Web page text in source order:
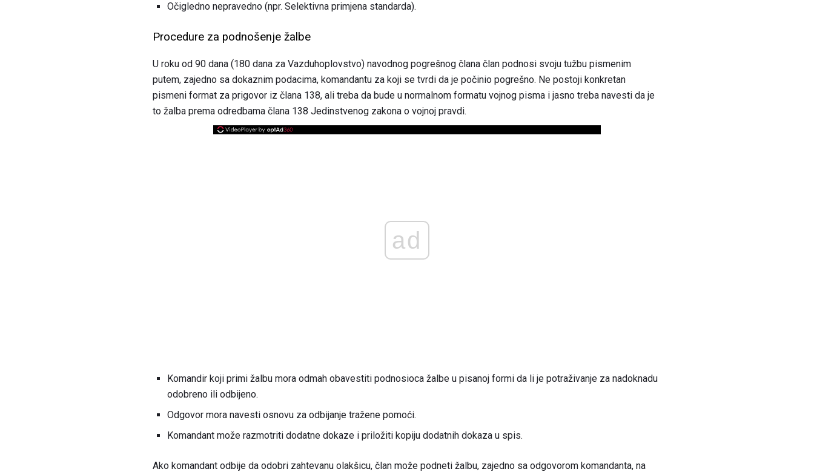
Očigledno nepravedno (npr. Selektivna primjena standarda).
Procedure za podnošenje žalbe
U roku od 90 dana (180 dana za Vazduhoplovstvo) navodnog pogrešnog člana član podnosi svoju tužbu pismenim
putem, zajedno sa dokaznim podacima, komandantu za koji se tvrdi da je počinio pogrešno. Ne postoji konkretan
pismeni format za prigovor iz člana 138, ali treba da bude u normalnom formatu vojnog pisma i jasno treba navesti da je
to žalba prema odredbama člana 138 Jedinstvenog zakona o vojnoj pravdi.
ad
Komandir koji primi žalbu mora odmah obavestiti podnosioca žalbe u pisanoj formi da li je potraživanje za nadoknadu
odobreno ili odbijeno.
Odgovor mora navesti osnovu za odbijanje tražene pomoći.
Komandant može razmotriti dodatne dokaze i priložiti kopiju dodatnih dokaza u spis.
Ako komandant odbije da odobri zahtevanu olakšicu, član može podneti žalbu, zajedno sa odgovorom komandanta, na